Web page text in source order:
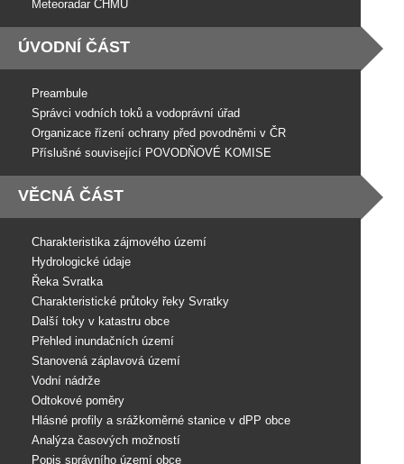
Meteoradar ČHMÚ
ÚVODNÍ ČÁST
Preambule
Správci vodních toků a vodoprávní úřad
Organizace řízení ochrany před povodněmi v ČR
Příslušné související POVODŇOVÉ KOMISE
VĚCNÁ ČÁST
Charakteristika zájmového území
Hydrologické údaje
Řeka Svratka
Charakteristické průtoky řeky Svratky
Další toky v katastru obce
Přehled inundačních území
Stanovená záplavová území
Vodní nádrže
Odtokové poměry
Hlásné profily a srážkoměrné stanice v dPP obce
Analýza časových možností
Popis správního území obce